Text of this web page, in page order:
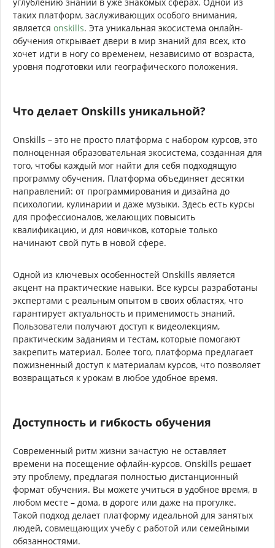
углублению знаний в уже знакомых сферах. Одной из
таких платформ, заслуживающих особого внимания,
является onskills. Эта уникальная экосистема онлайн-
обучения открывает двери в мир знаний для всех, кто
хочет идти в ногу со временем, независимо от возраста,
уровня подготовки или географического положения.
Что делает Onskills уникальной?
Onskills – это не просто платформа с набором курсов, это
полноценная образовательная экосистема, созданная для
того, чтобы каждый мог найти для себя подходящую
программу обучения. Платформа объединяет десятки
направлений: от программирования и дизайна до
психологии, кулинарии и даже музыки. Здесь есть курсы
для профессионалов, желающих повысить
квалификацию, и для новичков, которые только
начинают свой путь в новой сфере.
Одной из ключевых особенностей Onskills является
акцент на практические навыки. Все курсы разработаны
экспертами с реальным опытом в своих областях, что
гарантирует актуальность и применимость знаний.
Пользователи получают доступ к видеолекциям,
практическим заданиям и тестам, которые помогают
закрепить материал. Более того, платформа предлагает
пожизненный доступ к материалам курсов, что позволяет
возвращаться к урокам в любое удобное время.
Доступность и гибкость обучения
Современный ритм жизни зачастую не оставляет
времени на посещение офлайн-курсов. Onskills решает
эту проблему, предлагая полностью дистанционный
формат обучения. Вы можете учиться в удобное время, в
любом месте – дома, в дороге или даже на прогулке.
Такой подход делает платформу идеальной для занятых
людей, совмещающих учебу с работой или семейными
обязанностями.